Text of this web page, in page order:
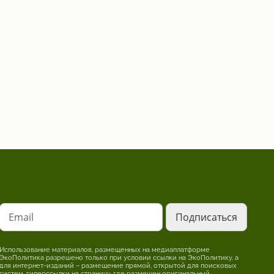
Email
материалов, размещенных на медиаплатформе
разрешено только при условии ссылки на ЭкоПолитику, а
интернет-изданий – размещение прямой, открытой для поисковых